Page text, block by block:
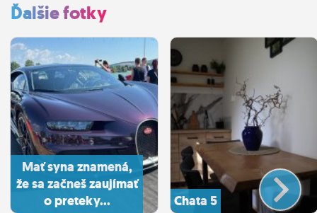
Ďalšie fotky
Mať syna znamená,
že sa začneš zaujímať
o preteky...
Chata 5